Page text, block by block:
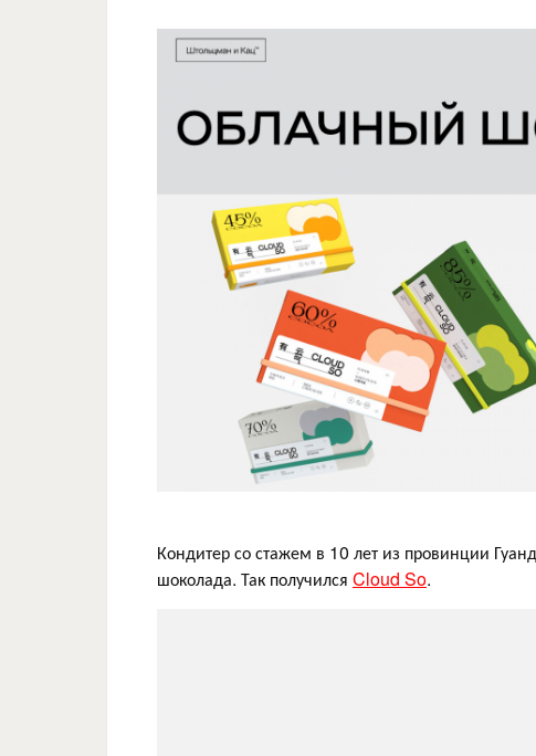
Кондитер со стажем в 10 лет из провинции
шоколада. Так получился Cloud So.